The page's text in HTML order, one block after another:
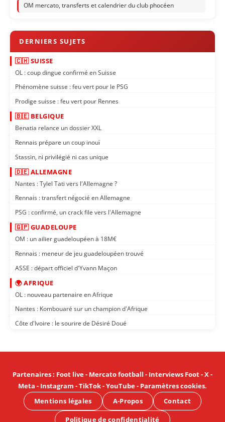
OM mercato, transferts et calendrier du club phocéen
🇨🇭 SUISSE
OL : coup dingue confirmé en Suisse
Phénomène suisse : feu vert pour le PSG
Prodige suisse : feu vert pour Rennes
🇧🇪 BELGIQUE
Benatia relance un dossier XXL
Rennais prépare un coup inouï
Stassin, ni privilégié ni cas unique
🇩🇪 ALLEMAGNE
Nantes : Tylel Tati vers l'Allemagne ?
Rennais : transfert négocié en Allemagne
PSG : confirmé, un crack file vers l'Allemagne
🇬🇵 GUADELOUPE
OM : un ailier guadeloupéen à 18M€
Rennais : meneur de jeu guadeloupéen trouvé
ASSE : départ officiel d'Yvann Maçon
🌍 AFRIQUE
OL : nouveau partenaire en Afrique
Nantes : Kombouaré sur un champion d'Afrique
Côte d'Ivoire : le sourire de Désiré Doué
Partenaires: Foot live- Mercato football - Interviews Foot-X-
Meta - Instagram -TikTok-YouTube- Paramètres cookies.
Mentions légales
A-Propos Contact
Politique de confidentialité